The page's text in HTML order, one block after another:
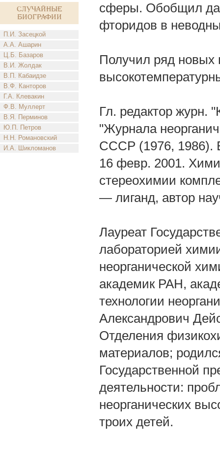
Случайные
биографии
П.И. Засецкой
А.А. Ашарин
Ц.Б. Базаров
В.И. Жолдак
В.П. Кабаидзе
В.Ф. Канторов
Г.А. Клевакин
Ф.В. Муллерт
В.Я. Перминов
Ю.П. Петров
Н.Н. Романовский
И.А. Шикломанов
сферы. Обобщил
фторидов в
Получил ряд новых
Гл. редактор журн.
"Журнала
СССР (1976, 1986).
16 февр. 2001.
стереохимии
— лиганд, автор
Лауреат
лабораторией
неорганической
академик РАН,
технологии
Александрович
Отделения
материалов;
Государственной
деятельности:
неорганических
троих детей.